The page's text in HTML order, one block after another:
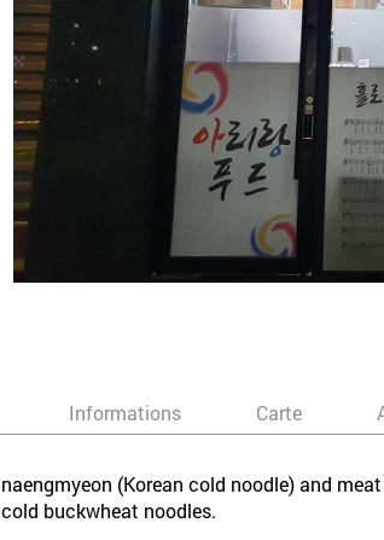
Informations Carte
(Korean cold noodle) and
buckwheat noodles.